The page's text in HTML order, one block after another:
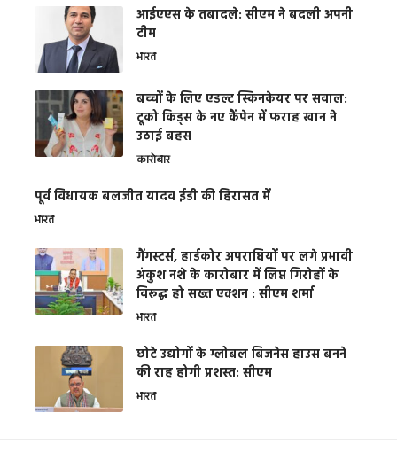
आईएएस के तबादले: सीएम ने बदली अपनी
टीम
भारत
बच्चों के लिए एडल्ट स्किनकेयर पर सवाल:
टूको किड्स के नए कैंपेन में फराह खान ने
उठाई बहस
कारोबार
पूर्व विधायक बलजीत यादव ईडी की हिरासत में
भारत
गैंगस्टर्स, हार्डकोर अपराधियों पर लगे प्रभावी
अंकुश नशे के कारोबार में लिप्त गिरोहों के
विरूद्ध हो सख्त एक्शन : सीएम शर्मा
भारत
छोटे उद्योगों के ग्लोबल बिजनेस हाउस बनने
की राह होगी प्रशस्त: सीएम
भारत